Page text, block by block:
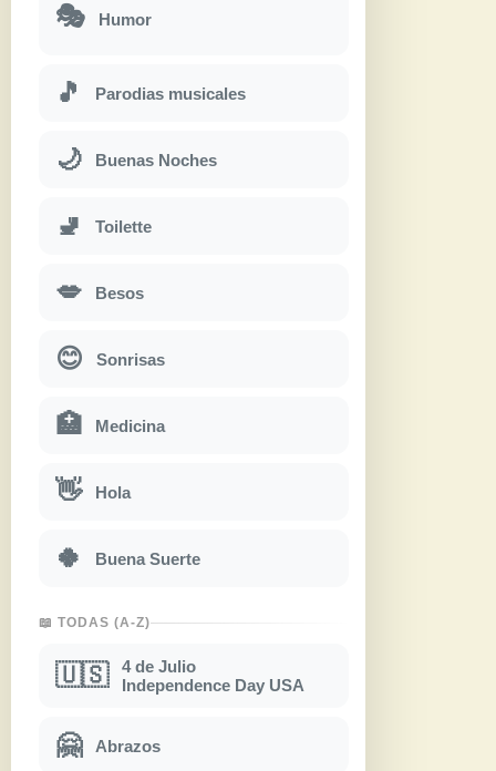
🎭 Humor
🎵 Parodias musicales
🌙 Buenas Noches
🚽 Toilette
💋 Besos
😊 Sonrisas
🏥 Medicina
👋 Hola
🍀 Buena Suerte
📖 TODAS (A-Z)
🇺🇸
4 de Julio
Independence Day USA
🤗 Abrazos